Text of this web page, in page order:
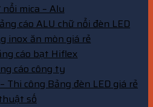
mica – Alu
cáo ALU chữ nổi đèn LED
inox ăn mòn giá rẻ
cáo bạt Hiflex
cáo công ty
Thi công Bảng đèn LED giá rẻ
số